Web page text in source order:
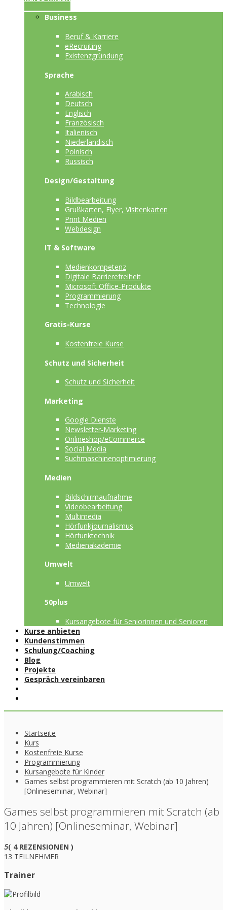
Business
Beruf & Karriere
eRecruiting
Existenzgründung
Sprache
Arabisch
Deutsch
Englisch
Französisch
Italienisch
Niederländisch
Polnisch
Russisch
Design/Gestaltung
Bildbearbeitung
Grußkarten, Flyer, Visitenkarten
Print Medien
Webdesign
IT & Software
Medienkompetenz
Digitale Barrierefreiheit
Microsoft Office-Produkte
Programmierung
Technologie
Gratis-Kurse
Kostenfreie Kurse
Schutz und Sicherheit
Schutz und Sicherheit
Marketing
Google Dienste
Newsletter-Marketing
Onlineshop/eCommerce
Social Media
Suchmaschinenoptimierung
Medien
Bildschirmaufnahme
Videobearbeitung
Multimedia
Hörfunkjournalismus
Hörfunktechnik
Medienakademie
Umwelt
Umwelt
50plus
Kursangebote für Seniorinnen und Senioren
Kurse anbieten
Kundenstimmen
Schulung/Coaching
Blog
Projekte
Gespräch vereinbaren
Startseite
Kurs
Kostenfreie Kurse
Programmierung
Kursangebote für Kinder
Games selbst programmieren mit Scratch (ab 10 Jahren)
[Onlineseminar, Webinar]
Games selbst programmieren mit Scratch (ab
10 Jahren) [Onlineseminar, Webinar]
5( 4 REZENSIONEN )
13 TEILNEHMER
Trainer